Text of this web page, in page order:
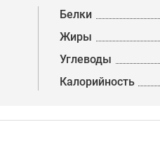
Белки
Жиры
Углеводы
Калорийность